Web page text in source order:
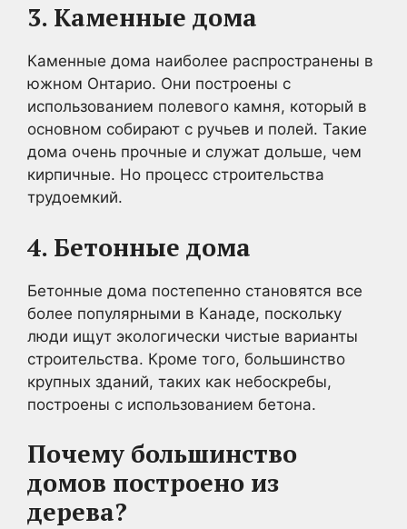
3. Каменные дома
Каменные дома наиболее распространены в
южном Онтарио. Они построены с
использованием полевого камня, который в
основном собирают с ручьев и полей. Такие
дома очень прочные и служат дольше, чем
кирпичные. Но процесс строительства
трудоемкий.
4. Бетонные дома
Бетонные дома постепенно становятся все
более популярными в Канаде, поскольку
люди ищут экологически чистые варианты
строительства. Кроме того, большинство
крупных зданий, таких как небоскребы,
построены с использованием бетона.
Почему большинство
домов построено из
дерева?